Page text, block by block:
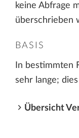
keine Abfrage
überschrieben
BASIS
In bestimmten
sehr lange;
Übersicht